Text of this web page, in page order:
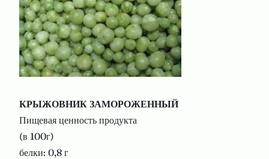
КРЫЖОВНИК ЗАМОРОЖЕННЫЙ
Пищевая ценность продукта
(в 100г)
белки: 0,8 г